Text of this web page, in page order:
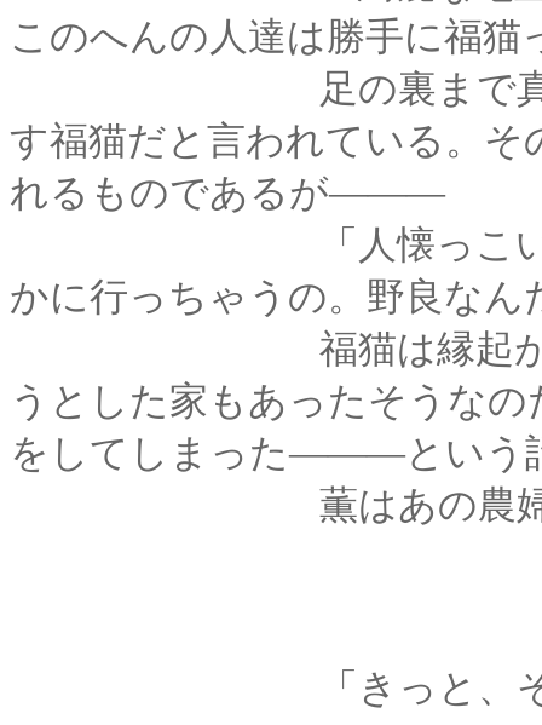
このへんの人達は勝手に福
足の裏まで真っ黒な
す福猫だと言われている。
れるものであるが―――
「人懐っこい猫なん
かに行っちゃうの。野良なん
福猫は縁起がいいか
うとした家もあったそうな
をしてしまった―――という
薫はあの農婦から
「きっと、それが